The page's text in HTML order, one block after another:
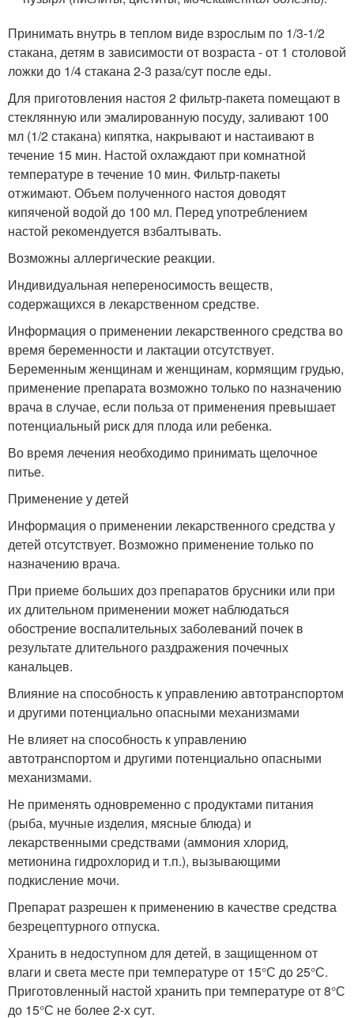
Принимать внутрь в теплом виде взрослым по 1/3-1/2
стакана, детям в зависимости от возраста - от 1 столовой
ложки до 1/4 стакана 2-3 раза/сут после еды.
Для приготовления настоя 2 фильтр-пакета помещают в
стеклянную или эмалированную посуду, заливают 100
мл (1/2 стакана) кипятка, накрывают и настаивают в
течение 15 мин. Настой охлаждают при комнатной
температуре в течение 10 мин. Фильтр-пакеты
отжимают. Объем полученного настоя доводят
кипяченой водой до 100 мл. Перед употреблением
настой рекомендуется взбалтывать.
Возможны аллергические реакции.
Индивидуальная непереносимость веществ,
содержащихся в лекарственном средстве.
Информация о применении лекарственного средства во
время беременности и лактации отсутствует.
Беременным женщинам и женщинам, кормящим грудью,
применение препарата возможно только по назначению
врача в случае, если польза от применения превышает
потенциальный риск для плода или ребенка.
Во время лечения необходимо принимать щелочное
питье.
Применение у детей
Информация о применении лекарственного средства у
детей отсутствует. Возможно применение только по
назначению врача.
При приеме больших доз препаратов брусники или при
их длительном применении может наблюдаться
обострение воспалительных заболеваний почек в
результате длительного раздражения почечных
канальцев.
Влияние на способность к управлению автотранспортом
и другими потенциально опасными механизмами
Не влияет на способность к управлению
автотранспортом и другими потенциально опасными
механизмами.
Не применять одновременно с продуктами питания
(рыба, мучные изделия, мясные блюда) и
лекарственными средствами (аммония хлорид,
метионина гидрохлорид и т.п.), вызывающими
подкисление мочи.
Препарат разрешен к применению в качестве средства
безрецептурного отпуска.
Хранить в недоступном для детей, в защищенном от
влаги и света месте при температуре от 15°С до 25°С.
Приготовленный настой хранить при температуре от 8°С
до 15°С не более 2-х сут.